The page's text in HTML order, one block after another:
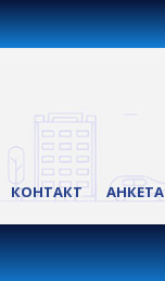
КОНТАКТ АНКЕТА